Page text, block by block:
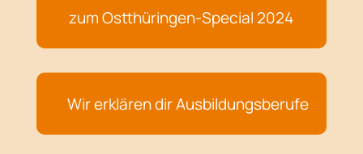
zum Ostthüringen-Special 2024
Wir erklären dir Ausbildungsberufe